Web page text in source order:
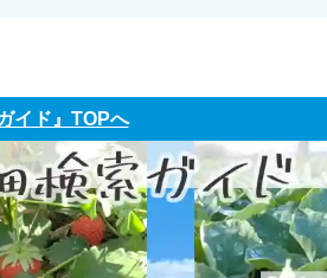
イド』TOPへ